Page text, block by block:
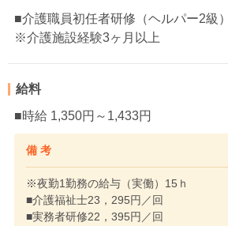
■介護職員初任者研修（ヘルパー2級
※介護施設経験3ヶ月以上
給料
■時給 1,350円～1,433円
備 考
※夜勤1勤務の給与（実働）15ｈ
■介護福祉士23，295円／回
■実務者研修22，395円／回